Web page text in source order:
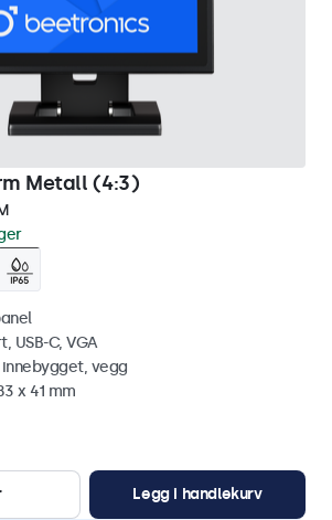
Metall (4:3)
USB-C, VGA
vegg
x 41 mm
Legg i handlekurv